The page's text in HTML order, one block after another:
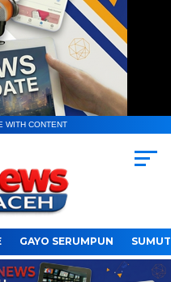
WITH CONTENT
GAYO SERUMPUN SUMUT